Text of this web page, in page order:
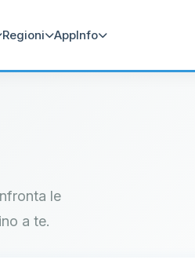
Regioni AppInfo
le
a te.